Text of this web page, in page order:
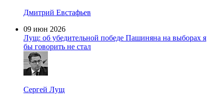
Дмитрий Евстафьев
09 июн 2026
Лущ: об убедительной победе Пашиняна на выборах я
бы говорить не стал
Сергей Лущ